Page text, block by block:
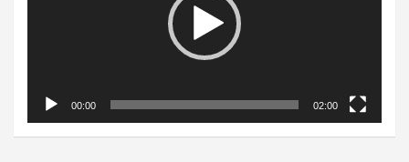
00:00 02:00